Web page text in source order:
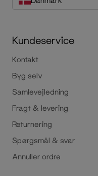
Kundeservice
Kontakt
Byg selv
Samlevejledning
Fragt & levering
Returnering
Spørgsmål & svar
Annuller ordre